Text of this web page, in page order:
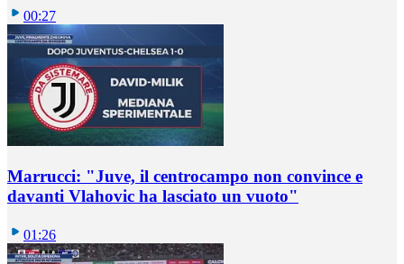
00:27
Marrucci: "Juve, il centrocampo non convince e
davanti Vlahovic ha lasciato un vuoto"
01:26